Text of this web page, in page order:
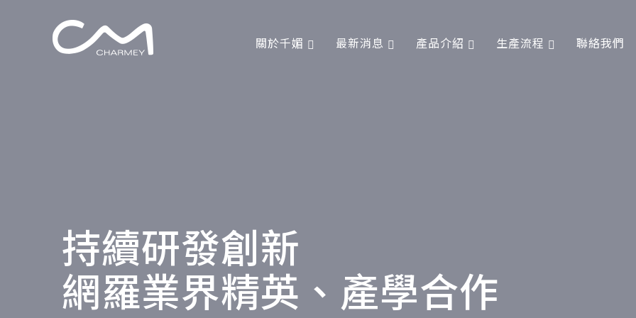
關於千媚 最新消息 產品介紹 生產流程 聯絡我們
持續研發創新
網羅業界精英、產學合作